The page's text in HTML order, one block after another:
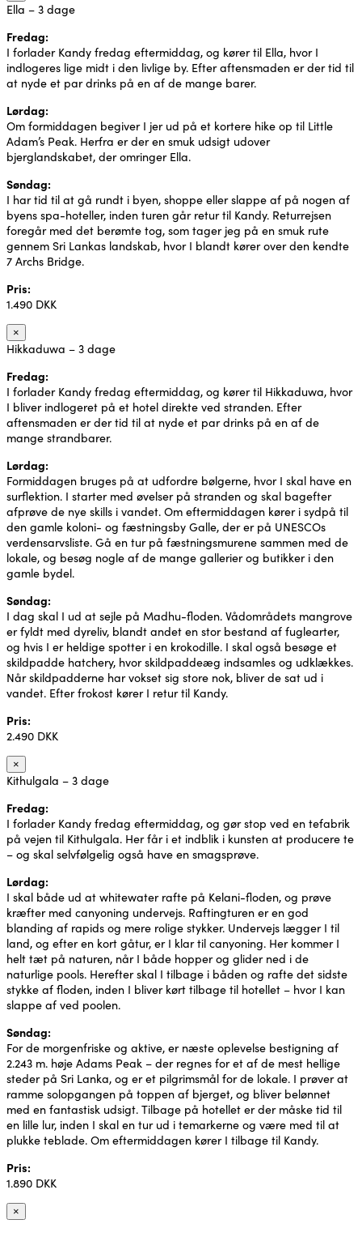
Ella – 3 dage
Fredag:
I forlader Kandy fredag eftermiddag, og kører til Ella, hvor I
indlogeres lige midt i den livlige by. Efter aftensmaden er der tid til
at nyde et par drinks på en af de mange barer.
Lørdag:
Om formiddagen begiver I jer ud på et kortere hike op til Little
Adam’s Peak. Herfra er der en smuk udsigt udover
bjerglandskabet, der omringer Ella.
Søndag:
I har tid til at gå rundt i byen, shoppe eller slappe af på nogen af
byens spa-hoteller, inden turen går retur til Kandy. Returrejsen
foregår med det berømte tog, som tager jeg på en smuk rute
gennem Sri Lankas landskab, hvor I blandt kører over den kendte
7 Archs Bridge.
Pris:
1.490 DKK
×
Hikkaduwa – 3 dage
Fredag:
I forlader Kandy fredag eftermiddag, og kører til Hikkaduwa, hvor
I bliver indlogeret på et hotel direkte ved stranden. Efter
aftensmaden er der tid til at nyde et par drinks på en af de
mange strandbarer.
Lørdag:
Formiddagen bruges på at udfordre bølgerne, hvor I skal have en
surflektion. I starter med øvelser på stranden og skal bagefter
afprøve de nye skills i vandet. Om eftermiddagen kører i sydpå til
den gamle koloni- og fæstningsby Galle, der er på UNESCOs
verdensarvsliste. Gå en tur på fæstningsmurene sammen med de
lokale, og besøg nogle af de mange gallerier og butikker i den
gamle bydel.
Søndag:
I dag skal I ud at sejle på Madhu-floden. Vådområdets mangrove
er fyldt med dyreliv, blandt andet en stor bestand af fuglearter,
og hvis I er heldige spotter i en krokodille. I skal også besøge et
skildpadde hatchery, hvor skildpaddeæg indsamles og udklækkes.
Når skildpadderne har vokset sig store nok, bliver de sat ud i
vandet. Efter frokost kører I retur til Kandy.
Pris:
2.490 DKK
×
Kithulgala – 3 dage
Fredag:
I forlader Kandy fredag eftermiddag, og gør stop ved en tefabrik
på vejen til Kithulgala. Her får i et indblik i kunsten at producere te
– og skal selvfølgelig også have en smagsprøve.
Lørdag:
I skal både ud at whitewater rafte på Kelani-floden, og prøve
kræfter med canyoning undervejs. Raftingturen er en god
blanding af rapids og mere rolige stykker. Undervejs lægger I til
land, og efter en kort gåtur, er I klar til canyoning. Her kommer I
helt tæt på naturen, når I både hopper og glider ned i de
naturlige pools. Herefter skal I tilbage i båden og rafte det sidste
stykke af floden, inden I bliver kørt tilbage til hotellet – hvor I kan
slappe af ved poolen.
Søndag:
For de morgenfriske og aktive, er næste oplevelse bestigning af
2.243 m. høje Adams Peak – der regnes for et af de mest hellige
steder på Sri Lanka, og er et pilgrimsmål for de lokale. I prøver at
ramme solopgangen på toppen af bjerget, og bliver belønnet
med en fantastisk udsigt. Tilbage på hotellet er der måske tid til
en lille lur, inden I skal en tur ud i temarkerne og være med til at
plukke teblade. Om eftermiddagen kører I tilbage til Kandy.
Pris:
1.890 DKK
×